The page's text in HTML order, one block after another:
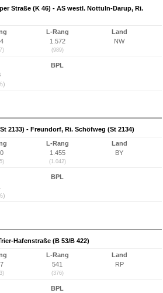
Straße (K 46) - AS westl. Nottuln-Darup, Ri.
L-Rang
1.572
(989)
Land
NW
BPL
2133) - Freundorf, Ri. Schöfweg (St 2134)
L-Rang
1.455
(1.042)
Land
BY
BPL
Hafenstraße (B 53/B 422)
L-Rang
541
(376)
Land
RP
BPL